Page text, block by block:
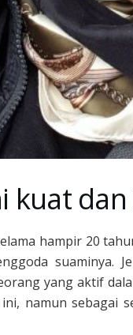
kuat
hampir 20
suaminya.
yang aktif
namun sebagai